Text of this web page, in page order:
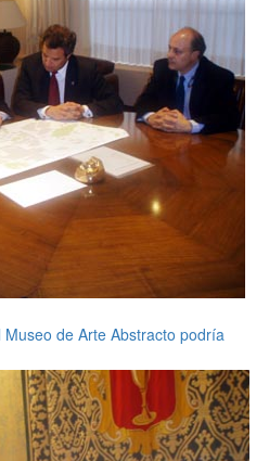
de Arte Abstracto podría